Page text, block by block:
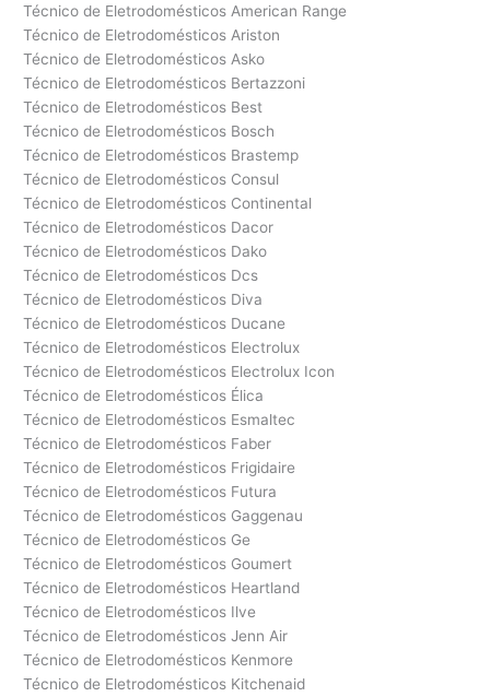
Técnico de Eletrodomésticos American Range
Técnico de Eletrodomésticos Ariston
Técnico de Eletrodomésticos Asko
Técnico de Eletrodomésticos Bertazzoni
Técnico de Eletrodomésticos Best
Técnico de Eletrodomésticos Bosch
Técnico de Eletrodomésticos Brastemp
Técnico de Eletrodomésticos Consul
Técnico de Eletrodomésticos Continental
Técnico de Eletrodomésticos Dacor
Técnico de Eletrodomésticos Dako
Técnico de Eletrodomésticos Dcs
Técnico de Eletrodomésticos Diva
Técnico de Eletrodomésticos Ducane
Técnico de Eletrodomésticos Electrolux
Técnico de Eletrodomésticos Electrolux Icon
Técnico de Eletrodomésticos Élica
Técnico de Eletrodomésticos Esmaltec
Técnico de Eletrodomésticos Faber
Técnico de Eletrodomésticos Frigidaire
Técnico de Eletrodomésticos Futura
Técnico de Eletrodomésticos Gaggenau
Técnico de Eletrodomésticos Ge
Técnico de Eletrodomésticos Goumert
Técnico de Eletrodomésticos Heartland
Técnico de Eletrodomésticos Ilve
Técnico de Eletrodomésticos Jenn Air
Técnico de Eletrodomésticos Kenmore
Técnico de Eletrodomésticos Kitchenaid